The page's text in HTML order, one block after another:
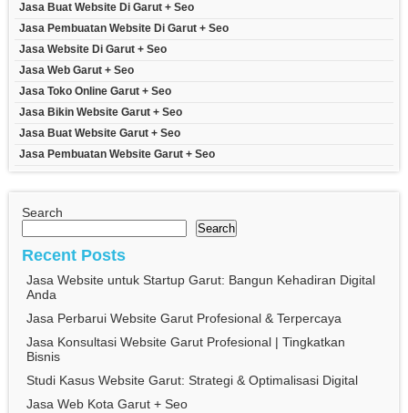
Jasa Buat Website Di Garut + Seo
Jasa Pembuatan Website Di Garut + Seo
Jasa Website Di Garut + Seo
Jasa Web Garut + Seo
Jasa Toko Online Garut + Seo
Jasa Bikin Website Garut + Seo
Jasa Buat Website Garut + Seo
Jasa Pembuatan Website Garut + Seo
Search
Search
Recent Posts
Jasa Website untuk Startup Garut: Bangun Kehadiran Digital
Anda
Jasa Perbarui Website Garut Profesional & Terpercaya
Jasa Konsultasi Website Garut Profesional | Tingkatkan
Bisnis
Studi Kasus Website Garut: Strategi & Optimalisasi Digital
Jasa Web Kota Garut + Seo